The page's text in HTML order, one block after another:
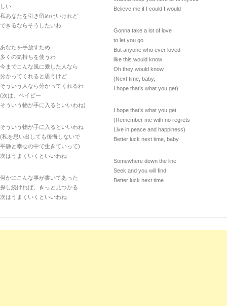
しい
私あなたを引き留めたいけれど
できるならそうしたいわ
あなたを手放すため
多くの気持ちを使うわ
今までこんな風に愛した人なら
分かってくれると思うけど
そういう人なら分かってくれるわ
(次は、ベイビー
そういう物が手に入るといいわね)
そういう物が手に入るといいわね
(私を思い出しても後悔しないで
平静と幸せの中で生きていって)
次はうまくいくといいわね
何かにこんな事が書いてあった
探し続ければ、きっと見つかる
次はうまくいくといいわね
Believe me if I could I would
Gonna take a lot of love
to let you go
But anyone who ever loved
like this would know
Oh they would know
(Next time, baby,
I hope that’s what you get)
I hope that’s what you get
(Remember me with no regrets
Live in peace and happiness)
Better luck next time, baby
Somewhere down the line
Seek and you will find
Better luck next time